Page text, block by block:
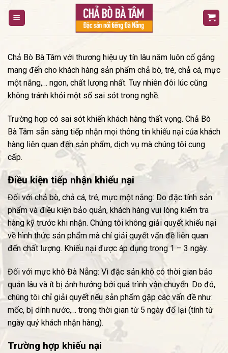
Chả Bò Bà Tâm với thương hiệu uy tín lâu năm luôn cố gắng
mang đến cho khách hàng sản phẩm chả bò, tré, chả cá, mực
một nắng,… ngon, chất lượng nhất. Tuy nhiên đôi lúc cũng
không tránh khỏi một số sai sót trong nghề.
Trường hợp có sai sót khiến khách hàng thất vọng. Chả Bò
Bà Tâm sẵn sàng tiếp nhận mọi thông tin khiếu nại của khách
hàng liên quan đến sản phẩm, dịch vụ mà chúng tôi cung
cấp.
Điều kiện tiếp nhận khiếu nại
Đối với chả bò, chả cá, tré, mực một nắng: Do đặc tính sản
phẩm và điều kiện bảo quản, khách hàng vui lòng kiểm tra
hàng kỹ trước khi nhận. Chúng tôi không giải quyết khiếu nại
về hình thức sản phẩm mà chỉ giải quyết vấn đề liên quan
đến chất lượng. Khiếu nại được áp dụng trong 1 – 3 ngày.
Đối với mực khô Đà Nẵng: Vì đặc sản khô có thời gian bảo
quản lâu và ít bị ảnh hưởng bởi quá trình vận chuyển. Do đó,
chúng tôi chỉ giải quyết nếu sản phẩm gặp các vấn đề như:
mốc, bị dính nước,… trong thời gian từ 5 ngày đổ lại (tính từ
ngày quý khách nhận hàng).
Trường hợp khiếu nại